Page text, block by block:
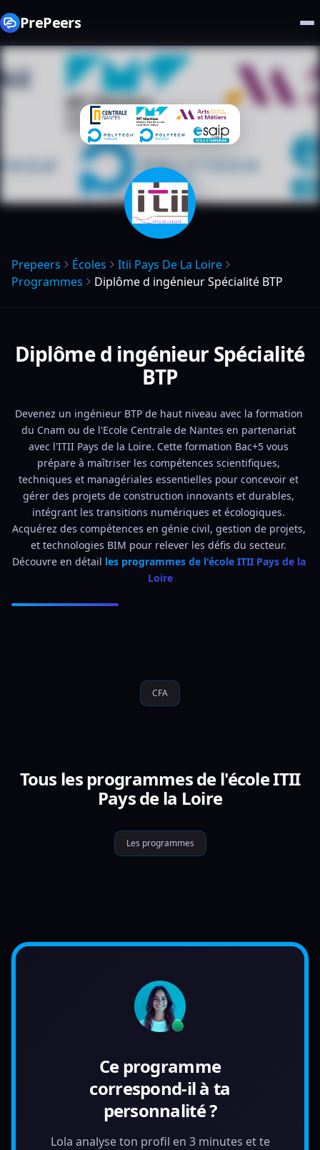
PrePeers
Prepeers Écoles
Itii Pays De La Loire
Programmes
Diplôme d ingénieur Spécialité BTP
Diplôme d ingénieur Spécialité
BTP
Devenez un ingénieur BTP de haut niveau avec la formation
du Cnam ou de l'Ecole Centrale de Nantes en partenariat
avec l'ITII Pays de la Loire. Cette formation Bac+5 vous
prépare à maîtriser les compétences scientifiques,
techniques et managériales essentielles pour concevoir et
gérer des projets de construction innovants et durables,
intégrant les transitions numériques et écologiques.
Acquérez des compétences en génie civil, gestion de projets,
et technologies BIM pour relever les défis du secteur.
Découvre en détail les programmes de l'école ITII Pays de la
Loire
CFA
Tous les programmes de l'école ITII
Pays de la Loire
Les programmes
Ce programme
correspond-il à ta
personnalité ?
Lola analyse ton profil en 3 minutes et te